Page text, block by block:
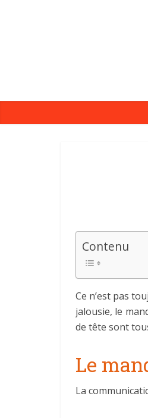
Contenu
Ce n’est pas
jalousie, le
de tête sont
Le
La